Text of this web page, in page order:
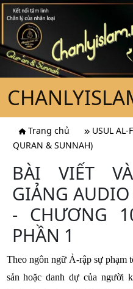
Trang chủ
USUL AL-
QURAN & SUNNAH)
BÀI VIẾT
GIẢNG
- CHƯƠNG
PHẦN 1
Theo ngôn ngữ Ả-rập sự phạm
sản hoặc danh dự của người